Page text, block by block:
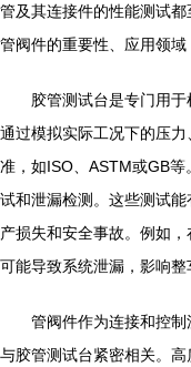
管及其连接件的性能测试
管阀件的重要性、应用领域
胶管测试台是专门用
通过模拟实际工况下的压
准，如ISO、ASTM或GB
试和泄漏检测。这些测试
产损失和安全事故。例如
可能导致系统泄漏，影响整
管阀件作为连接和控制
与胶管测试台紧密相关。